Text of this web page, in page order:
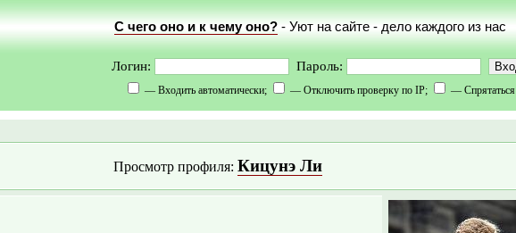
С чего оно и к чему оно?- Уют на сайте - дело каждого из нас
Логин: Пароль:
— Входить автоматически; — Отключить проверку по IP; — Спрятаться
Просмотр профиля: Кицунэ Ли